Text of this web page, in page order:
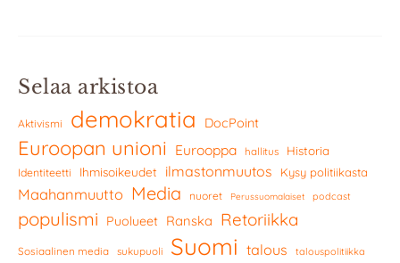
Selaa arkistoa
Aktivismi demokratia DocPoint
Euroopan unioni Eurooppa hallitus Historia
Identiteetti Ihmisoikeudet ilmastonmuutos Kysy politiikasta
Maahanmuutto Media nuoret Perussuomalaiset podcast
populismi Puolueet Ranska Retoriikka
Sosiaalinen media sukupuoli Suomi talous talouspolitiikka